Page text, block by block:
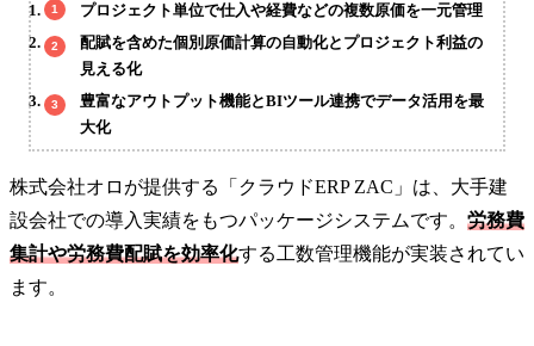
プロジェクト単位で仕入や経費などの複数原価を一元管理
配賦を含めた個別原価計算の自動化とプロジェクト利益の
見える化
豊富なアウトプット機能とBIツール連携でデータ活用を最
大化
株式会社オロが提供する「クラウドERP ZAC」は、大手建
設会社での導入実績をもつパッケージシステムです。 労務費
集計や労務費配賦を効率化する工数管理機能が実装されてい
ます。